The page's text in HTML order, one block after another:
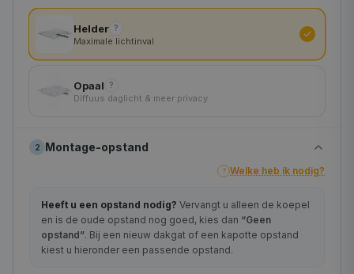
180×180 cm
200×200 cm
Helder ?
Maximale lichtinval
Opaal ?
Diffuus daglicht & meer privacy
2 Montage-opstand
? Welke heb ik nodig?
Heeft u een opstand nodig? Vervangt u alleen de koepel
en is de oude opstand nog goed, kies dan “Geen
opstand”. Bij een nieuw dakgat of een kapotte opstand
kiest u hieronder een passende opstand.